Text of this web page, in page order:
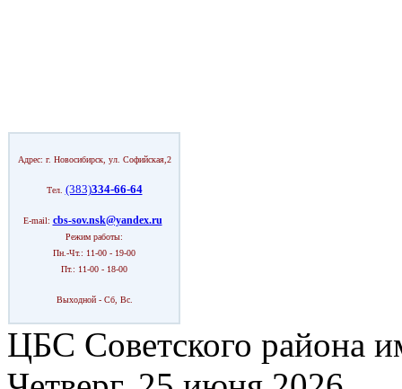
Адрес: г. Новосибирск, ул. Софийская,2
Тел. (383)334-66-64
E-mail: cbs-sov.nsk@yandex.ru
Режим работы:
Пн.-Чт.: 11-00 - 19-00
Пт.: 11-00 - 18-00
Выходной - Сб, Вс.
ЦБС Советского района